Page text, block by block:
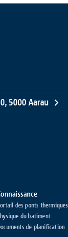
5000 Aarau
des ponts thermiques
du batiment
de planification